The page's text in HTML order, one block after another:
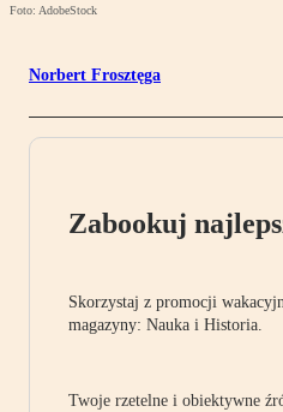
Foto: AdobeStock
Norbert Frosztęga
Zabookuj
Skorzystaj z promocji
magazyny: Nauka i Historia.
Twoje rzetelne i obiektywne